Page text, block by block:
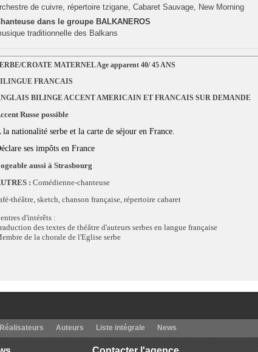
de cuivre, répertoire tzigane, Cabaret Sauvage, New Morning
dans le groupe BALKANEROS
traditionnelle des Balkans
CROATE MATERNEL Age apparent 40/ 45 ANS
FRANCAIS
BILINGE ACCENT AMERICAIN ET FRANCAIS SUR DEMANDE
Russe possible
la nationalité serbe et la carte de séjour en France.
ses impôts en France
aussi à Strasbourg
: Comédienne-chanteuse
théâtre, sketch, chanson française, répertoire cabaret
d'intérêts :
des textes de théâtre d'auteurs serbes en langue française
de la chorale de l'Eglise serbe
Réalisateurs Auteurs Liste intégrale News